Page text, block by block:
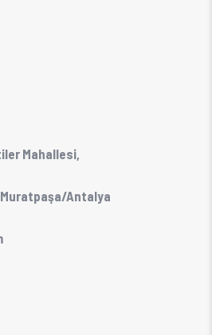
Mahallesi,
Muratpaşa/Antalya